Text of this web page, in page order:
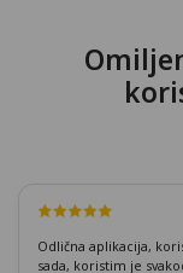
Odlična aplikacija,
sada, koristim je